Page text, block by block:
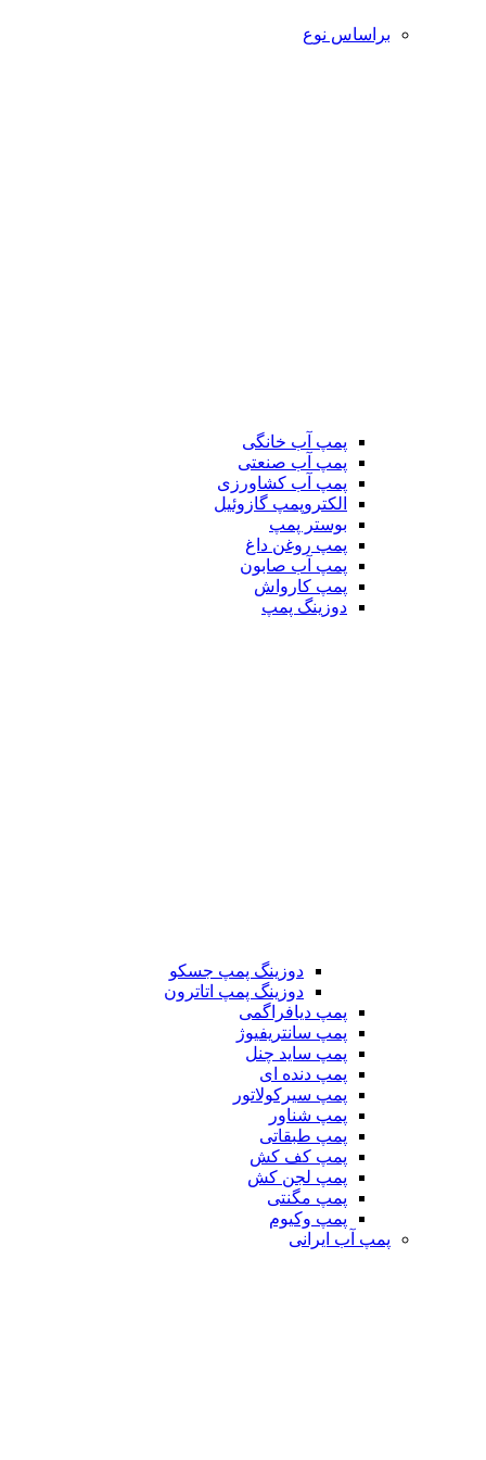
براساس نوع
پمپ آب خانگی
پمپ آب صنعتی
پمپ آب کشاورزی
الکتروپمپ گازوئیل
بوستر پمپ
پمپ روغن داغ
پمپ آب صابون
پمپ کارواش
دوزینگ پمپ
دوزینگ پمپ جسکو
دوزینگ پمپ اتاترون
پمپ دیافراگمی
پمپ سانتریفیوژ
پمپ ساید چنل
پمپ دنده ای
پمپ سیرکولاتور
پمپ شناور
پمپ طبقاتی
پمپ کف کش
پمپ لجن کش
پمپ مگنتی
پمپ وکیوم
پمپ آب ایرانی